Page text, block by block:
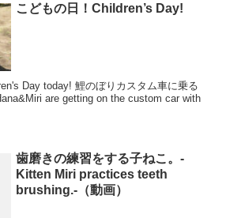
こどもの日！Children’s Day!
Day today! 鯉のぼりカスタム車に乗る
are getting on the custom car with
歯磨きの練習をする子ねこ。-
Kitten Miri practices teeth
brushing.-（動画）